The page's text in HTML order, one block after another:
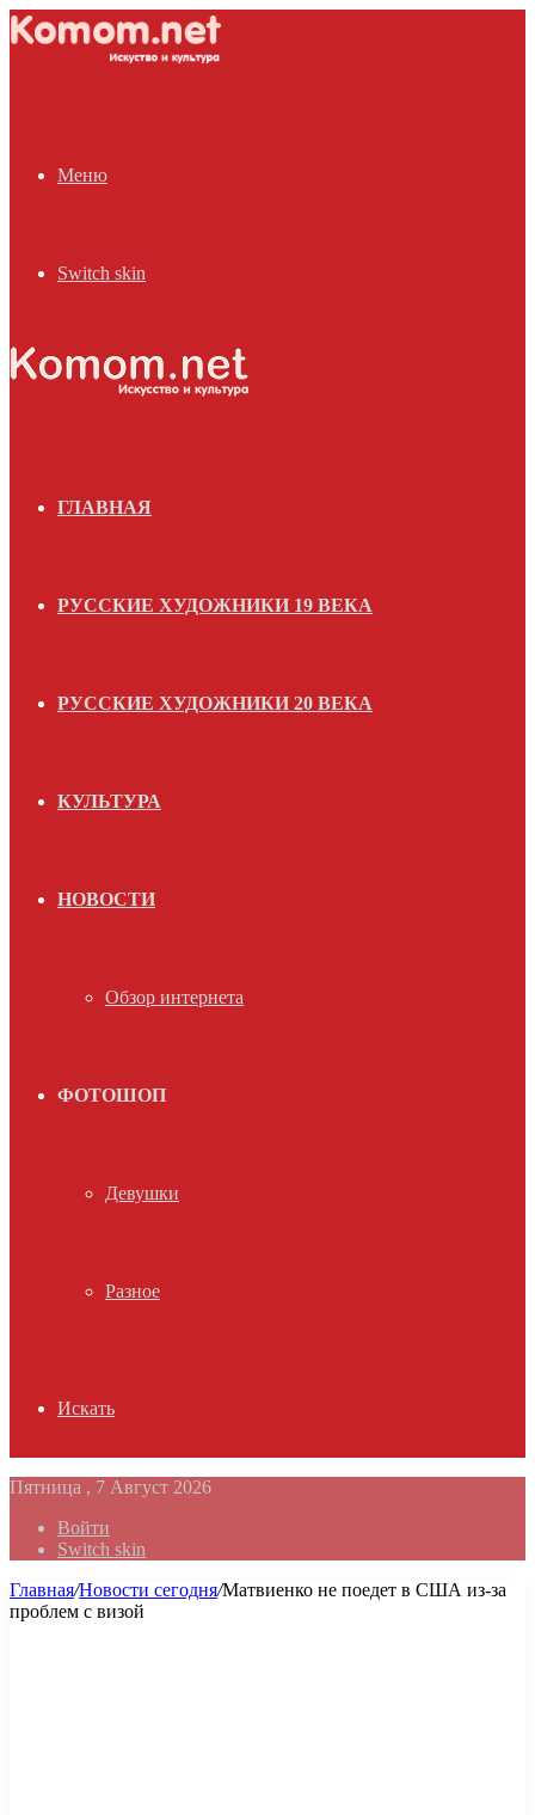
Меню
Switch skin
ГЛАВНАЯ
РУССКИЕ ХУДОЖНИКИ 19 ВЕКА
РУССКИЕ ХУДОЖНИКИ 20 ВЕКА
КУЛЬТУРА
НОВОСТИ
Обзор интернета
ФОТОШОП
Девушки
Разное
Искать
Пятница , 7 Август 2026
Войти
Switch skin
Главная/Новости сегодня/Матвиенко не поедет в США из-за
проблем с визой